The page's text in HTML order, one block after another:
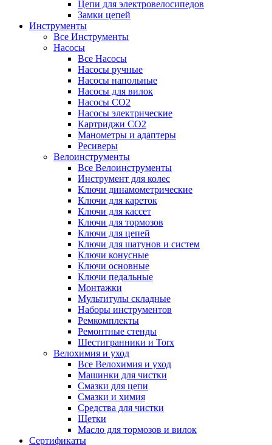
Цепи для электровелосипедов
Замки цепей
Инструменты
Все Инструменты
Насосы
Все Насосы
Насосы ручные
Насосы напольные
Насосы для вилок
Насосы CO2
Насосы электрические
Картриджи CO2
Манометры и адаптеры
Ресиверы
Велоинструменты
Все Велоинструменты
Инструмент для колес
Ключи динамометрические
Ключи для кареток
Ключи для кассет
Ключи для тормозов
Ключи для цепей
Ключи для шатунов и систем
Ключи конусные
Ключи основные
Ключи педальные
Монтажки
Мультитулы складные
Наборы инструментов
Ремкомплекты
Ремонтные стенды
Шестигранники и Torx
Велохимия и уход
Все Велохимия и уход
Машинки для чистки
Смазки для цепи
Смазки и химия
Средства для чистки
Щетки
Масло для тормозов и вилок
Сертификаты